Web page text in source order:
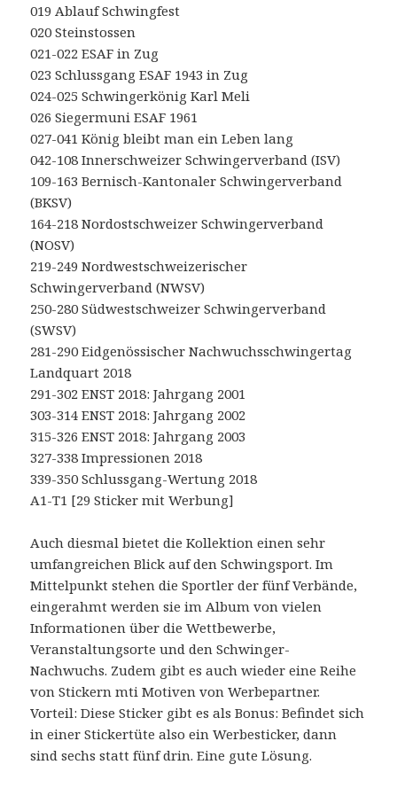
019 Ablauf Schwingfest
020 Steinstossen
021-022 ESAF in Zug
023 Schlussgang ESAF 1943 in Zug
024-025 Schwingerkönig Karl Meli
026 Siegermuni ESAF 1961
027-041 König bleibt man ein Leben lang
042-108 Innerschweizer Schwingerverband (ISV)
109-163 Bernisch-Kantonaler Schwingerverband
(BKSV)
164-218 Nordostschweizer Schwingerverband
(NOSV)
219-249 Nordwestschweizerischer
Schwingerverband (NWSV)
250-280 Südwestschweizer Schwingerverband
(SWSV)
281-290 Eidgenössischer Nachwuchsschwingertag
Landquart 2018
291-302 ENST 2018: Jahrgang 2001
303-314 ENST 2018: Jahrgang 2002
315-326 ENST 2018: Jahrgang 2003
327-338 Impressionen 2018
339-350 Schlussgang-Wertung 2018
A1-T1 [29 Sticker mit Werbung]
Auch diesmal bietet die Kollektion einen sehr
umfangreichen Blick auf den Schwingsport. Im
Mittelpunkt stehen die Sportler der fünf Verbände,
eingerahmt werden sie im Album von vielen
Informationen über die Wettbewerbe,
Veranstaltungsorte und den Schwinger-
Nachwuchs. Zudem gibt es auch wieder eine Reihe
von Stickern mti Motiven von Werbepartner.
Vorteil: Diese Sticker gibt es als Bonus: Befindet sich
in einer Stickertüte also ein Werbesticker, dann
sind sechs statt fünf drin. Eine gute Lösung.